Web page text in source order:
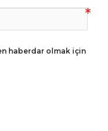
haberdar olmak için